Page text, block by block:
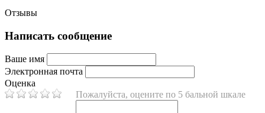
Отзывы
Написать сообщение
Ваше имя
Электронная почта
Оценка
Пожалуйста, оцените по 5 бальной шкале